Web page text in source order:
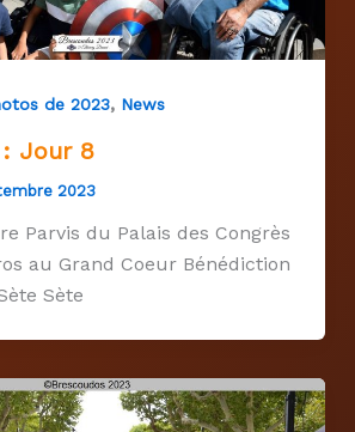
de 2023, News
Jour 8
2023
Parvis du Palais des Congrès
au Grand Coeur Bénédiction
Sète